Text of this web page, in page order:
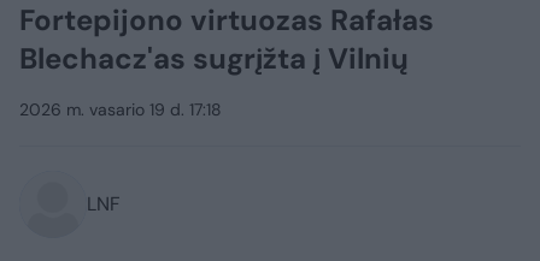
Fortepijono virtuozas Rafałas
Blechacz'as sugrįžta į Vilnių
2026 m. vasario 19 d. 17:18
LNF